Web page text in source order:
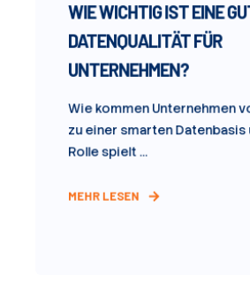
WIE WICHTIG IST EINE
DATENQUALITÄT FÜR
UNTERNEHMEN?
Wie kommen Unternehmen
zu einer smarten Datenbasis
Rolle spielt ...
MEHR LESEN